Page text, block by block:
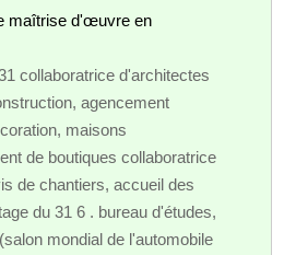
maîtrise d'œuvre en
collaboratrice d'architectes
agencement
maisons
de boutiques collaboratrice
de chantiers, accueil des
du 31 6 . bureau d'études,
mondial de l'automobile